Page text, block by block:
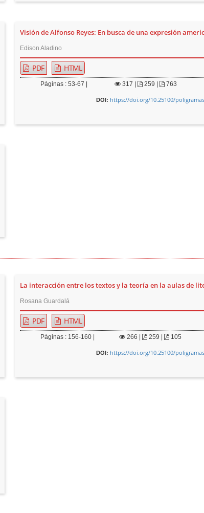
Visión de Alfonso Reyes: En busca de una expresión
Edison Aladino
PDF HTML
Páginas : 53-67 | 317 259 | 763
DOI: https://doi.org/10.25100/
La interacción entre los textos y la teoría en la aulas de
Rosana Guardalá
PDF HTML
Páginas : 156-160 | 266 259 | 105
DOI: https://doi.org/10.25100/